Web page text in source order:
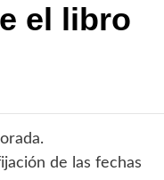
el libro
de las fechas